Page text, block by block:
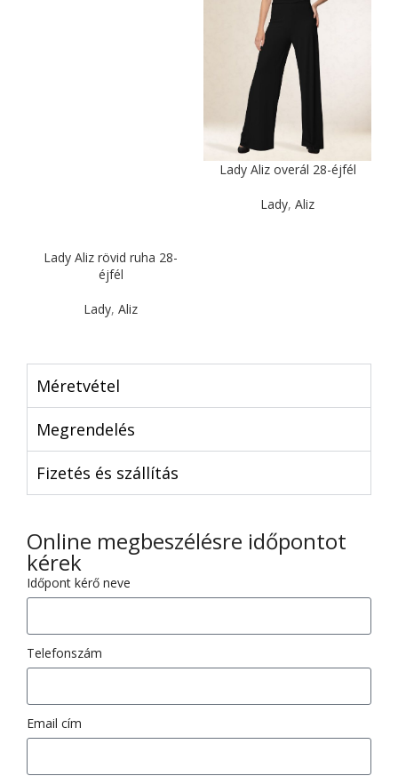
Lady Aliz overál 28-éjfél
Lady, Aliz
Lady Aliz rövid ruha 28-
éjfél
Lady, Aliz
Méretvétel
Megrendelés
Fizetés és szállítás
Online megbeszélésre időpontot
kérek
Időpont kérő neve
Telefonszám
Email cím